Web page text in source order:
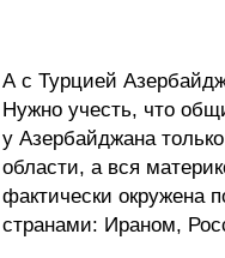
А с Турцией
Нужно учесть, что
у Азербайджана
области, а вся
фактически окружена
странами: Ираном,